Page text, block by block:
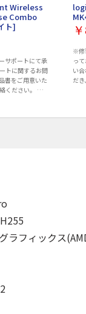
Wireless
Combo
ト]
サポートにて承
トに関するお問
書をご用意いた
ください。 ※
※修
っ
い
だ
ラフィックス